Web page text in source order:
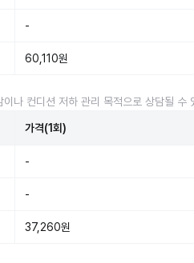
-
60,110원
나 컨디션 저하 관리 목적으로 상담될 수
가격(1회)
-
-
37,260원